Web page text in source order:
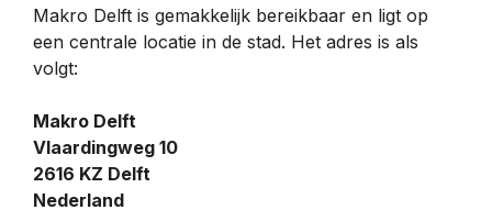
Makro Delft is gemakkelijk bereikbaar en ligt op
een centrale locatie in de stad. Het adres is als
volgt:
Makro Delft
Vlaardingweg 10
2616 KZ Delft
Nederland